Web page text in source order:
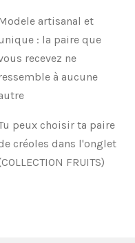
artisanal et
: la paire que
recevez ne
à aucune
peux choisir ta paire
créoles dans l'onglet
FRUITS)